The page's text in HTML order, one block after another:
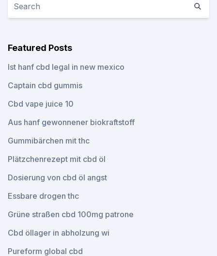
Featured Posts
Ist hanf cbd legal in new mexico
Captain cbd gummis
Cbd vape juice 10
Aus hanf gewonnener biokraftstoff
Gummibärchen mit thc
Plätzchenrezept mit cbd öl
Dosierung von cbd öl angst
Essbare drogen thc
Grüne straßen cbd 100mg patrone
Cbd öllager in abholzung wi
Pureform global cbd